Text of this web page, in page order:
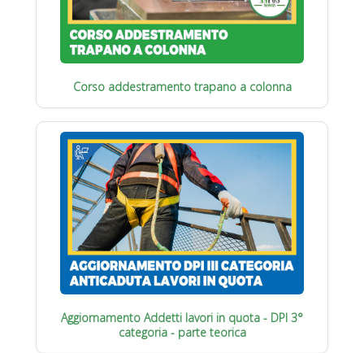
Corso addestramento trapano a colonna
Aggiornamento Addetti lavori in quota - DPI 3°
categoria - parte teorica